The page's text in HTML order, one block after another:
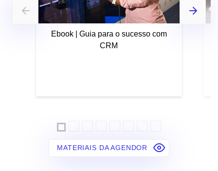
Ebook | Guia para o sucesso com
CRM
MATERIAIS DA AGENDOR